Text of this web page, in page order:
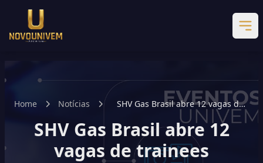
Home Notícias
SHV Gas Brasil abre 12 vagas de
SHV Gas Brasil abre 12
vagas de trainees